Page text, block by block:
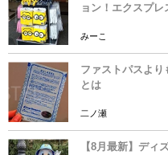
ョン！エクスプレ
みーこ
ファストパスよ
とは
二ノ瀬
【8月最新】ディ